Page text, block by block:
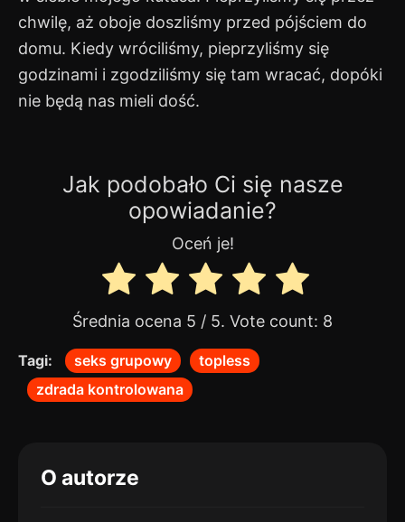
chwilę, aż oboje doszliśmy przed pójściem do
domu. Kiedy wróciliśmy, pieprzyliśmy się
godzinami i zgodziliśmy się tam wracać, dopóki
nie będą nas mieli dość.
Jak podobało Ci się nasze
opowiadanie?
Oceń je!
Średnia ocena 5 / 5. Vote count: 8
Tagi: seks grupowy
topless
zdrada kontrolowana
O autorze